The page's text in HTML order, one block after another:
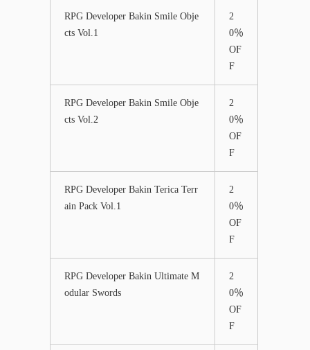
RPG Developer Bakin Smile Obje
cts Vol.1
2
0％
OF
F
RPG Developer Bakin Smile Obje
cts Vol.2
2
0％
OF
F
RPG Developer Bakin Terica Terr
ain Pack Vol.1
2
0％
OF
F
RPG Developer Bakin Ultimate M
odular Swords
2
0％
OF
F